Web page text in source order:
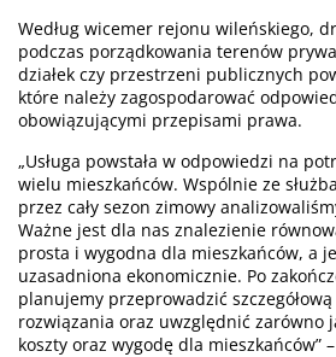
Według wicemer rejonu wileńskiego,
podczas porządkowania terenów
działek czy przestrzeni publicznych
które należy zagospodarować
obowiązującymi przepisami prawa.
„Usługa powstała w odpowiedzi na
wielu mieszkańców. Wspólnie ze
przez cały sezon zimowy
Ważne jest dla nas znalezienie
prosta i wygodna dla mieszkańców, a
uzasadniona ekonomicznie. Po
planujemy przeprowadzić
rozwiązania oraz uwzględnić zarówno
koszty oraz wygodę dla mieszkańców”